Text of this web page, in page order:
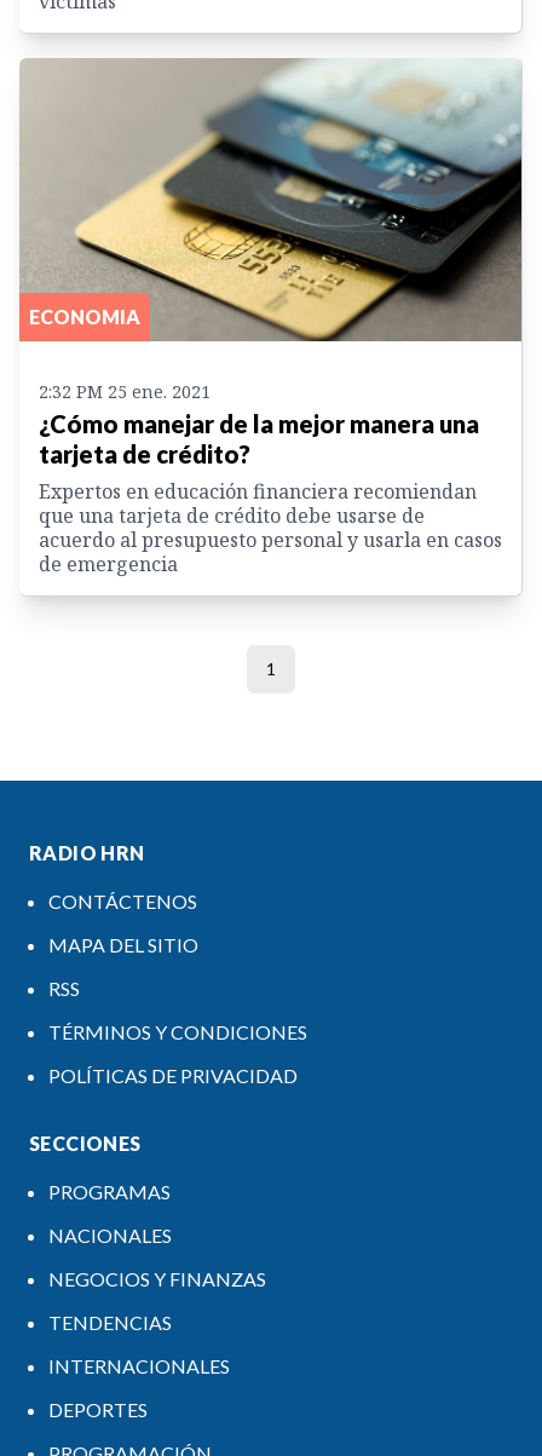
ECONOMIA
2:32 PM 25 ene. 2021
¿Cómo manejar de la mejor manera una
tarjeta de crédito?
Expertos en educación financiera recomiendan
que una tarjeta de crédito debe usarse de
acuerdo al presupuesto personal y usarla en casos
de emergencia
1
RADIO HRN
CONTÁCTENOS
MAPA DEL SITIO
RSS
TÉRMINOS Y CONDICIONES
POLÍTICAS DE PRIVACIDAD
SECCIONES
PROGRAMAS
NACIONALES
NEGOCIOS Y FINANZAS
TENDENCIAS
INTERNACIONALES
DEPORTES